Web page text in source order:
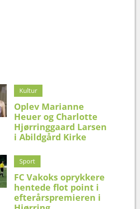
Kultur
Oplev Marianne
Heuer og Charlotte
Hjørringgaard Larsen
i Abildgård Kirke
Sport
FC Vakoks oprykkere
hentede flot point i
efterårspremieren i